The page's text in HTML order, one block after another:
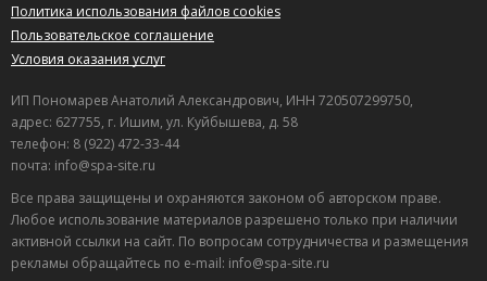
Политика использования файлов cookies
Пользовательское соглашение
Условия оказания услуг
ИП Пономарев Анатолий Александрович, ИНН 720507299750,
адрес: 627755, г. Ишим, ул. Куйбышева, д. 58
телефон: 8 (922) 472-33-44
почта: info@spa-site.ru
Все права защищены и охраняются законом об авторском праве.
Любое использование материалов разрешено только при наличии
активной ссылки на сайт. По вопросам сотрудничества и размещения
рекламы обращайтесь по e-mail: info@spa-site.ru